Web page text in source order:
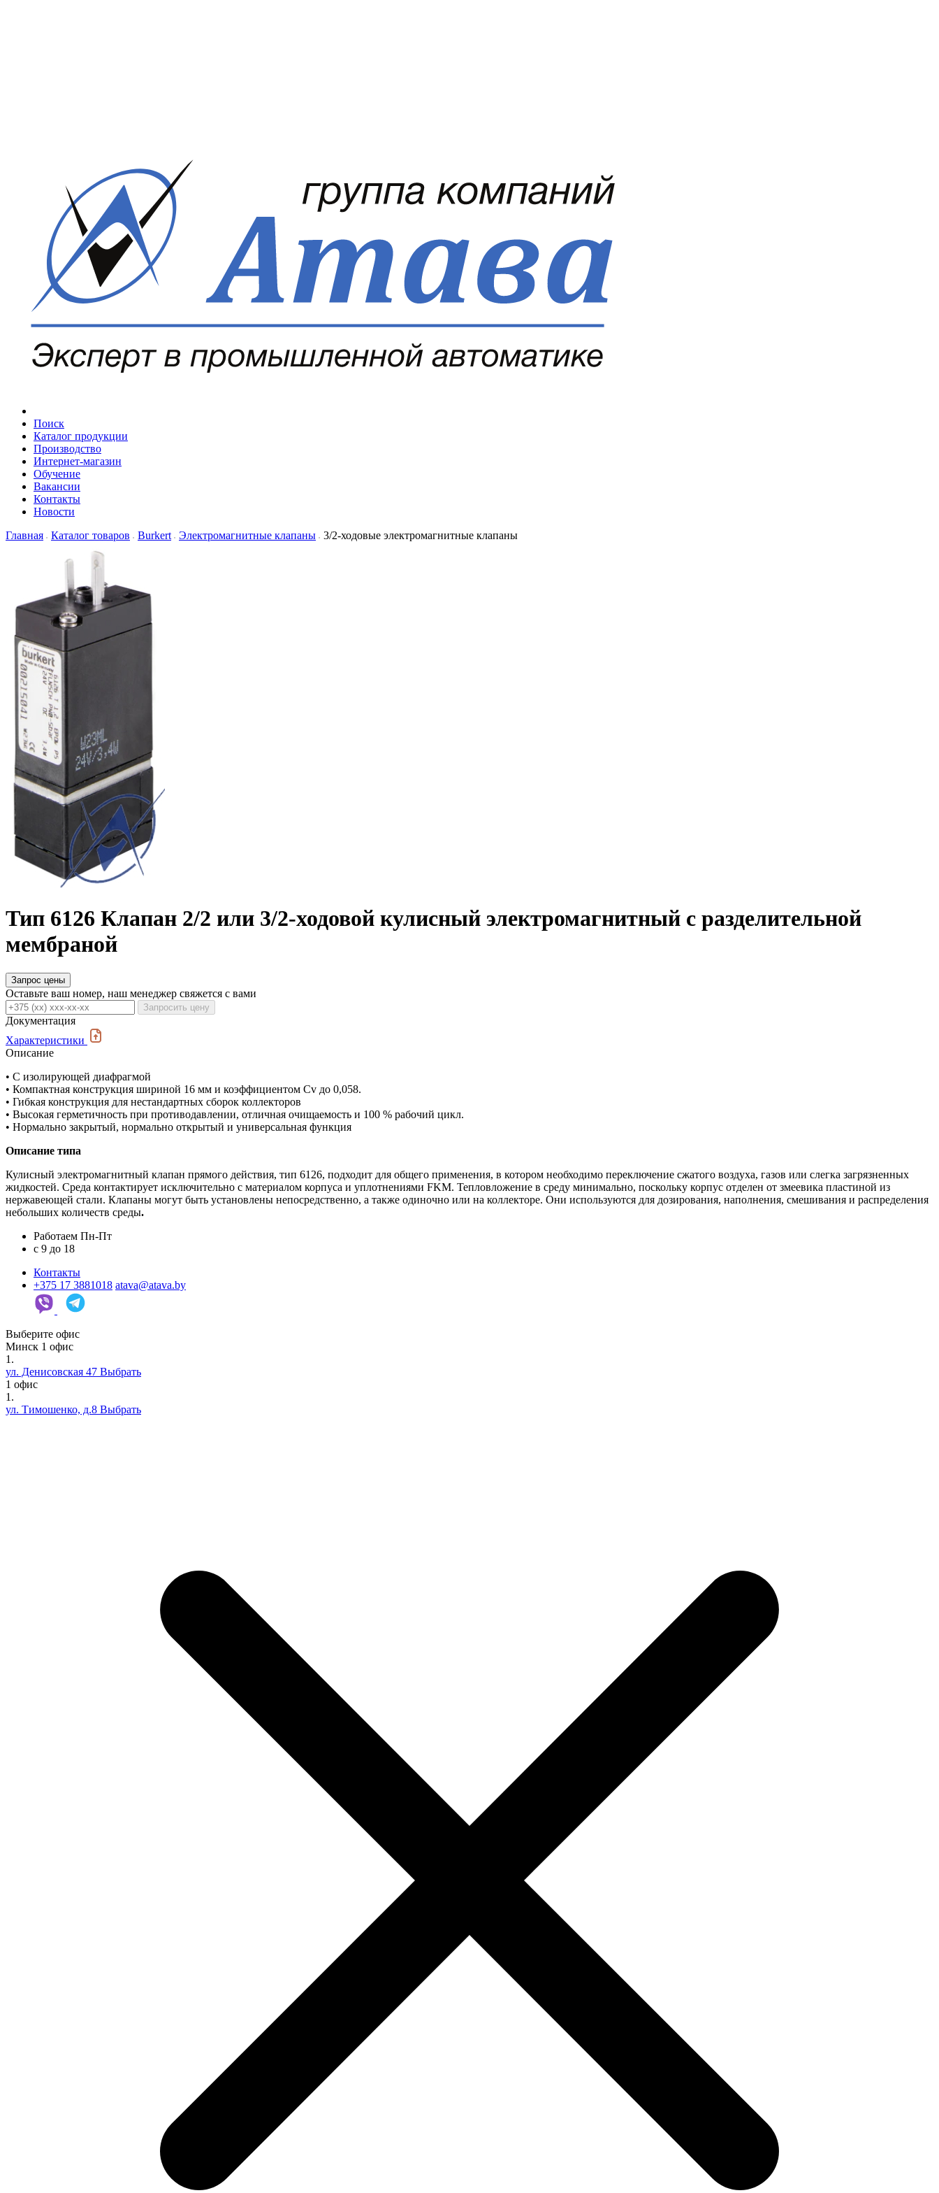
Поиск
Каталог продукции
Производство
Интернет-магазин
Обучение
Вакансии
Контакты
Новости
Главная
Каталог товаров Burkert Электромагнитные клапаны 3/2-ходовые электромагнитные клапаны
Тип 6126 Клапан 2/2 или 3/2-ходовой кулисный электромагнитный с разделительной
мембраной
Запрос цены
Оставьте ваш номер, наш менеджер свяжется с вами
Запросить цену
Документация
Характеристики
Описание
• С изолирующей диафрагмой
• Компактная конструкция шириной 16 мм и коэффициентом Cv до 0,058.
• Гибкая конструкция для нестандартных сборок коллекторов
• Высокая герметичность при противодавлении, отличная очищаемость и 100 % рабочий цикл.
• Нормально закрытый, нормально открытый и универсальная функция
Описание типа
Кулисный электромагнитный клапан прямого действия, тип 6126, подходит для общего применения, в котором необходимо переключение сжатого воздуха, газов или слегка загрязненных
жидкостей. Среда контактирует исключительно с материалом корпуса и уплотнениями FKM. Тепловложение в среду минимально, поскольку корпус отделен от змеевика пластиной из
нержавеющей стали. Клапаны могут быть установлены непосредственно, а также одиночно или на коллекторе. Они используются для дозирования, наполнения, смешивания и распределения
небольших количеств среды.
Работаем Пн-Пт
c 9 до 18
Контакты
+375 17 3881018 atava@atava.by
Выберите офис
Минск 1 офис
1.
ул. Денисовская 47 Выбрать
1 офис
1.
ул. Тимошенко, д.8 Выбрать